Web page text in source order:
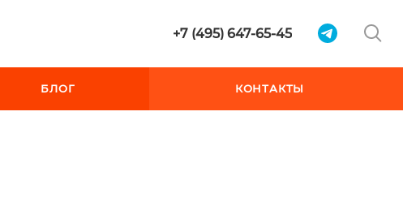
+7 (495) 647-65-45
БЛОГ КОНТАКТЫ